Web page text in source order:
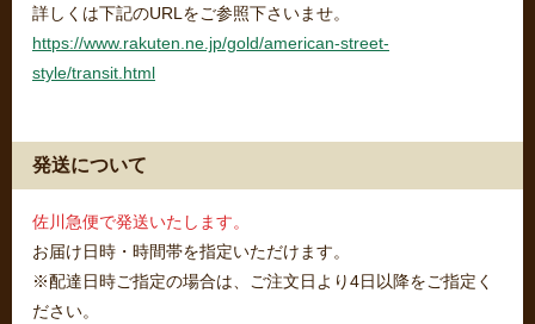
詳しくは下記のURLをご参照下さいませ。
https://www.rakuten.ne.jp/gold/american-street-
style/transit.html
発送について
佐川急便で発送いたします。
お届け日時・時間帯を指定いただけます。
※配達日時ご指定の場合は、ご注文日より4日以降をご指定く
ださい。